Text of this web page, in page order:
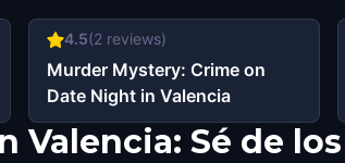
4.5(2 reviews)
Murder Mystery: Crime on
Date Night in Valencia
Valencia: Sé de